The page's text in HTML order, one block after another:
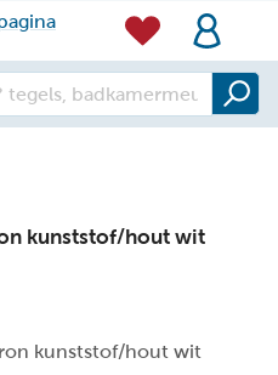
kunststof/hout wit